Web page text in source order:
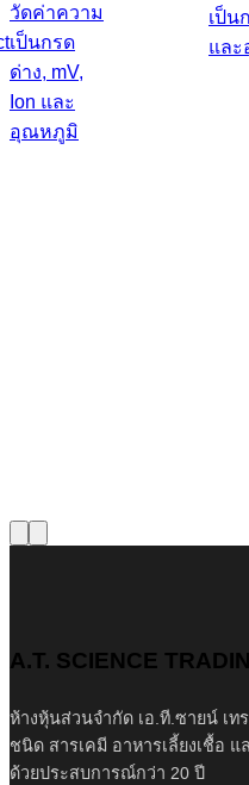
วัดค่าความ
เป็นกรด
ด่าง, mV,
Ion และ
อุณหภูมิ
เป็น
แล
A.T. SCIENCE
ห้างหุ้นส่วนจำกัด เอ.ที.ซายน์ เท
ชนิด สารเคมี อาหารเลี้ยงเชื้อ
ด้วยประสบการณ์กว่า 20 ปี